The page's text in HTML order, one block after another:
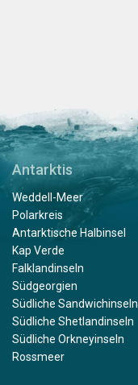
Antarktis
Weddell-Meer
Polarkreis
Antarktische Halbinsel
Kap Verde
Falklandinseln
Südgeorgien
Südliche Sandwichinseln
Südliche Shetlandinseln
Südliche Orkneyinseln
Rossmeer